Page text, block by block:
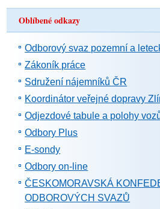
Oblíbené odkazy
Odborový svaz pozemní a
Zákoník práce
Sdružení nájemníků ČR
Koordinátor veřejné dopravy
Odjezdové tabule a polohy
Odbory Plus
E-sondy
Odbory on-line
ČESKOMORAVSKÁ
ODBOROVÝCH SVAZŮ